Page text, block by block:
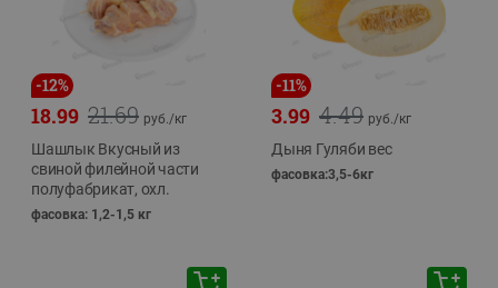
-12%
21.69
18.99 руб./кг
Шашлык Вкусный из
свиной филейной части
полуфабрикат, охл.
фасовка: 1,2-1,5 кг
-11%
4.49
3.99 руб./кг
Дыня Гуляби вес
фасовка:3,5-6кг